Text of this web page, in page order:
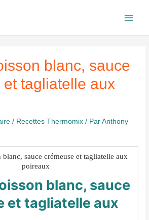
blanc, sauce
tagliatelle aux
/ Recettes Thermomix / ParAnthony
blanc, sauce
et tagliatelle aux